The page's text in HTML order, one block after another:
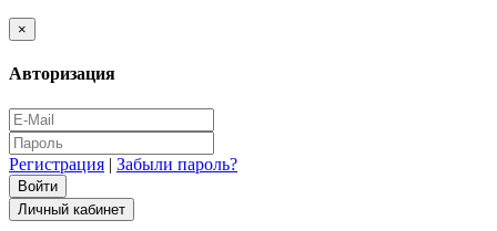
×
Авторизация
Регистрация | Забыли пароль?
Личный кабинет